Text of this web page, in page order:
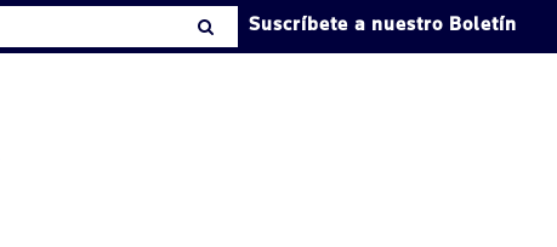
Suscríbete a nuestro Boletín